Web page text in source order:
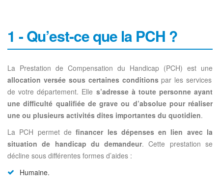
1 - Qu’est-ce que la PCH ?
La Prestation de Compensation du Handicap (PCH) est une
allocation versée sous certaines conditionspar les services
de votre département. Elle s’adresse à toute personne ayant
une difficulté qualifiée de grave ou d’absolue pour réaliser
une ou plusieurs activités dites importantes du quotidien.
La PCH permet definancer les dépenses en lien avec la
situation de handicap du demandeur. Cette prestation se
décline sous différentes formes d’aides :
Humaine.